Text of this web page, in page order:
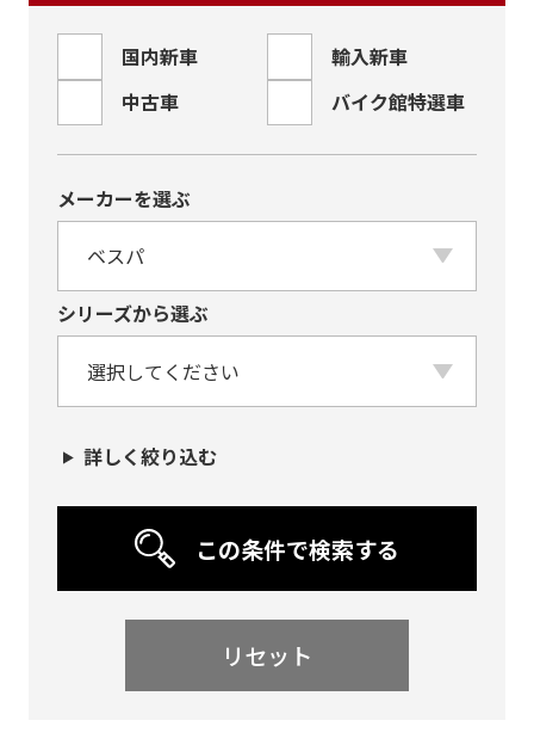
国内新車
輸入新車
中古車
バイク館特選車
メーカーを選ぶ
シリーズから選ぶ
詳しく絞り込む
この条件で検索する
リセット